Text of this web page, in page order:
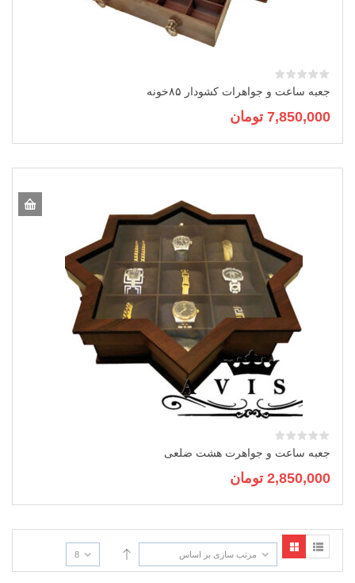
جعبه ساعت و جواهرات کشودار ۸۵خونه
7,850,000 تومان
جعبه ساعت و جواهرت هشت ضلعی
2,850,000 تومان
مرتب سازی بر اساس 8